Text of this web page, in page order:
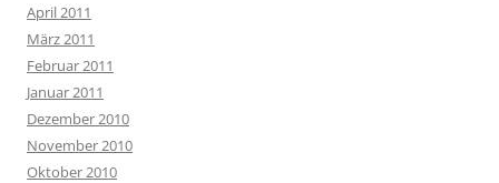
April 2011
März 2011
Februar 2011
Januar 2011
Dezember 2010
November 2010
Oktober 2010